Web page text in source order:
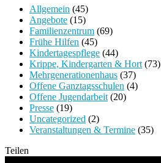
Allgemein (45)
Angebote (15)
Familienzentrum (69)
Frühe Hilfen (45)
Kindertagespflege (44)
Krippe, Kindergarten & Hort (73)
Mehrgenerationenhaus (37)
Offene Ganztagsschulen (4)
Offene Jugendarbeit (20)
Presse (19)
Uncategorized (2)
Veranstaltungen & Termine (35)
Teilen